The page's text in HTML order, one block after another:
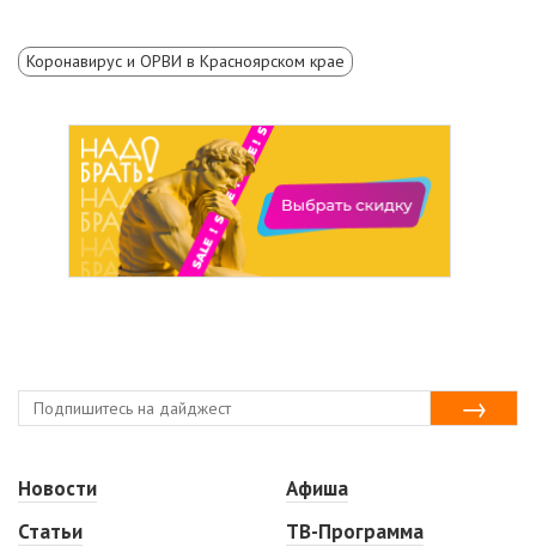
Коронавирус и ОРВИ в Красноярском крае
Новости
Статьи
Афиша
ТВ-Программа